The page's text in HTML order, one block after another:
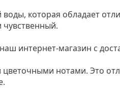
которая обладает
чувственный.
интернет-магазин с
нотами. Это